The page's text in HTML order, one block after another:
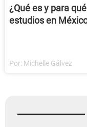
¿Qué es y para
estudios en
Por: Michelle Gálvez